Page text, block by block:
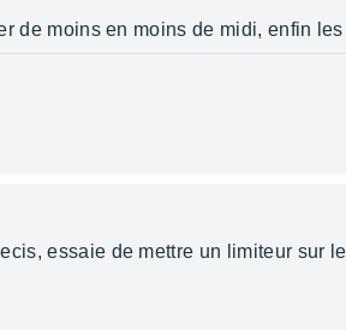
de moins en moins de midi, enfin
essaie de mettre un limiteur sur